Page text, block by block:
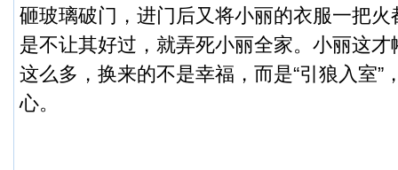
砸玻璃破门，进门后又将小丽的衣服一把
是不让其好过，就弄死小丽全家。 小丽这才
这么多，换来的不是幸福，而是“引狼入室”
心。